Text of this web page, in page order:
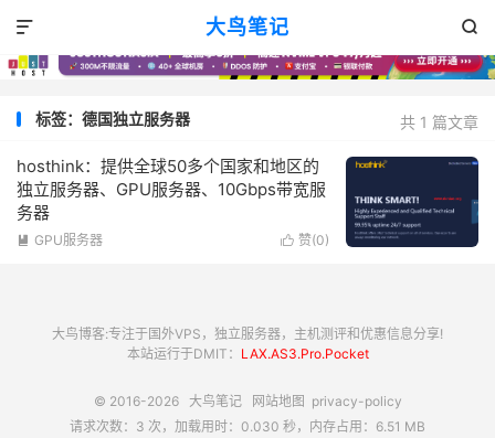
大鸟笔记 

共 1 篇文章
标签：德国独立服务器
hosthink：提供全球50多个国家和地区的
独立服务器、GPU服务器、10Gbps带宽服
务器
 赞(0)
 GPU服务器
大鸟博客:专注于国外VPS，独立服务器，主机测评和优惠信息分享!
本站运行于DMIT： LAX.AS3.Pro.Pocket
© 2016-2026 大鸟笔记 网站地图 privacy-policy
请求次数：3 次，加载用时：0.030 秒，内存占用：6.51 MB